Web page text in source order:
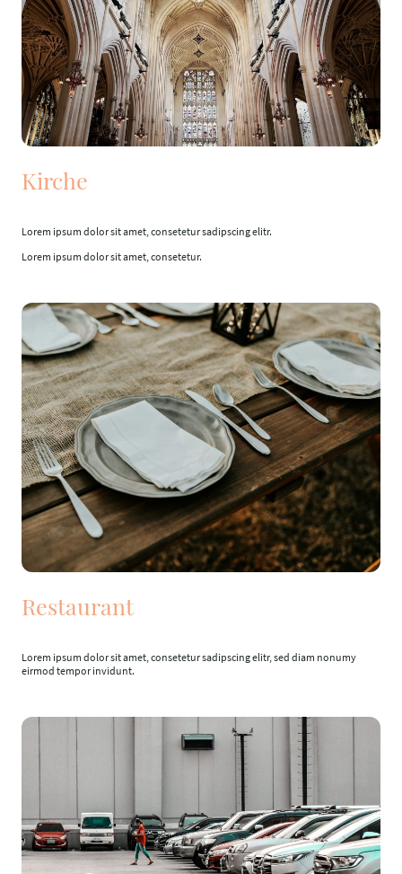
Kirche
Lorem ipsum dolor sit amet, consetetur sadipscing elitr.
Lorem ipsum dolor sit amet, consetetur.
Restaurant
Lorem ipsum dolor sit amet, consetetur sadipscing elitr, sed diam nonumy
eirmod tempor invidunt.